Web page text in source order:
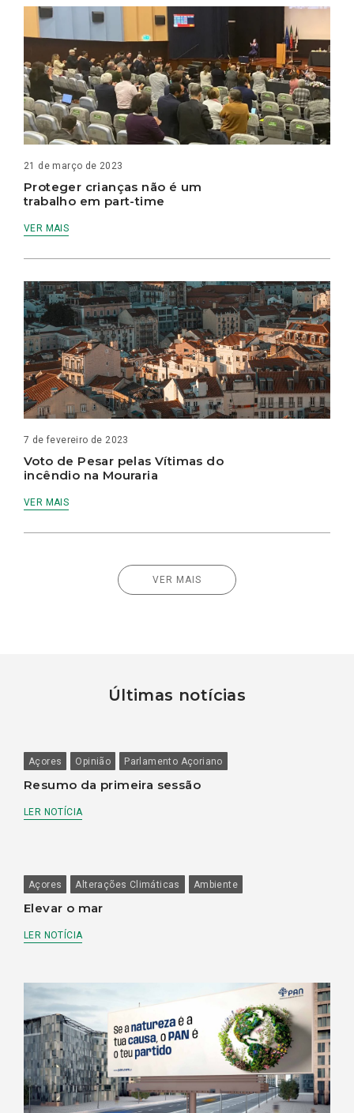
21 de março de 2023
Proteger crianças não é um
trabalho em part-time
VER MAIS
7 de fevereiro de 2023
Voto de Pesar pelas Vítimas do
incêndio na Mouraria
VER MAIS
VER MAIS
Últimas notícias
Açores Opinião Parlamento Açoriano
Resumo da primeira sessão
LER NOTÍCIA
Açores Alterações Climáticas Ambiente
Elevar o mar
LER NOTÍCIA